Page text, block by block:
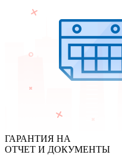
ГАРАНТИЯ НА
ОТЧЕТ И ДОКУМЕНТЫ